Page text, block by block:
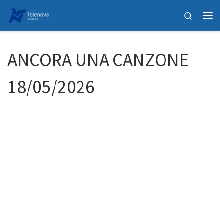
Passa al contenuto
Search
ANCORA UNA CANZONE
18/05/2026